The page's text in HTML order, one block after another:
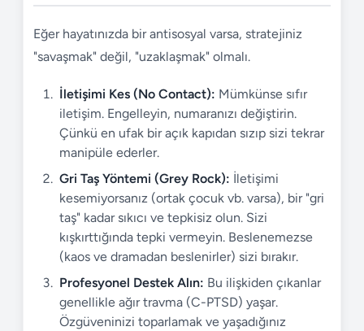
Eğer hayatınızda bir antisosyal varsa, stratejiniz
"savaşmak" değil, "uzaklaşmak" olmalı.
İletişimi Kes (No Contact): Mümkünse sıfır
iletişim. Engelleyin, numaranızı değiştirin.
Çünkü en ufak bir açık kapıdan sızıp sizi tekrar
manipüle ederler.
Gri Taş Yöntemi (Grey Rock): İletişimi
kesemiyorsanız (ortak çocuk vb. varsa), bir "gri
taş" kadar sıkıcı ve tepkisiz olun. Sizi
kışkırttığında tepki vermeyin. Beslenemezse
(kaos ve dramadan beslenirler) sizi bırakır.
Profesyonel Destek Alın: Bu ilişkiden çıkanlar
genellikle ağır travma (C-PTSD) yaşar.
Özgüveninizi toparlamak ve yaşadığınız